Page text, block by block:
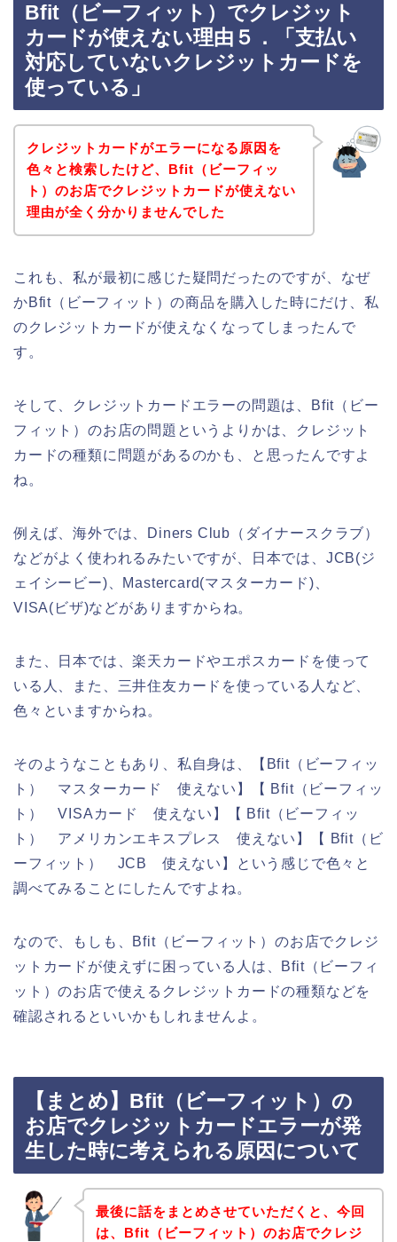
Bfit（ビーフィット）でクレジット
カードが使えない理由５．「支払い
対応していないクレジットカードを
使っている」
クレジットカードがエラーになる原因を
色々と検索したけど、Bfit（ビーフィッ
ト）のお店でクレジットカードが使えない
理由が全く分かりませんでした
これも、私が最初に感じた疑問だったのですが、なぜ
かBfit（ビーフィット）の商品を購入した時にだけ、私
のクレジットカードが使えなくなってしまったんで
す。
そして、クレジットカードエラーの問題は、Bfit（ビー
フィット）のお店の問題というよりかは、クレジット
カードの種類に問題があるのかも、と思ったんですよ
ね。
例えば、海外では、Diners Club（ダイナースクラブ）
などがよく使われるみたいですが、日本では、JCB(ジ
ェイシービー)、Mastercard(マスターカード)、
VISA(ビザ)などがありますからね。
また、日本では、楽天カードやエポスカードを使って
いる人、また、三井住友カードを使っている人など、
色々といますからね。
そのようなこともあり、私自身は、【Bfit（ビーフィッ
ト） マスターカード 使えない】【 Bfit（ビーフィッ
ト） VISAカード 使えない】【 Bfit（ビーフィッ
ト） アメリカンエキスプレス 使えない】【 Bfit（ビ
ーフィット） JCB 使えない】という感じで色々と
調べてみることにしたんですよね。
なので、もしも、Bfit（ビーフィット）のお店でクレジ
ットカードが使えずに困っている人は、Bfit（ビーフィ
ット）のお店で使えるクレジットカードの種類などを
確認されるといいかもしれませんよ。
【まとめ】Bfit（ビーフィット）の
お店でクレジットカードエラーが発
生した時に考えられる原因について
最後に話をまとめさせていただくと、今回
は、Bfit（ビーフィット）のお店でクレジ